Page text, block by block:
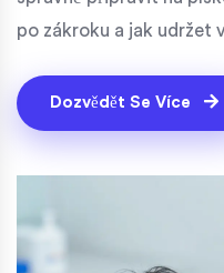
po zákroku a jak udržet
Dozvědět Se Více